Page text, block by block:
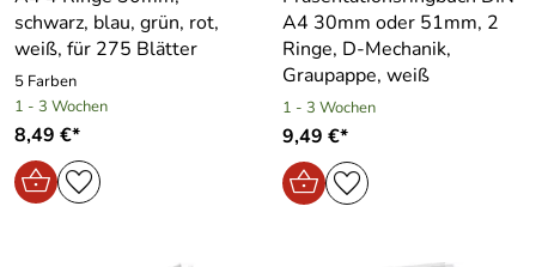
schwarz, blau, grün, rot,
weiß, für 275 Blätter
5 Farben
1 - 3 Wochen
8,49 €*
A4 30mm oder 51mm, 2
Ringe, D-Mechanik,
Graupappe, weiß
1 - 3 Wochen
9,49 €*